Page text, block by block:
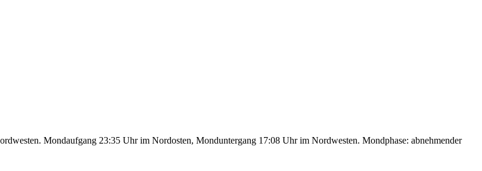
Mondaufgang 23:35 Uhr im Nordosten, Monduntergang 17:08 Uhr im Nordwesten. Mondphase: abnehmender